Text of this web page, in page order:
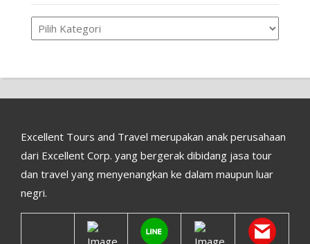
Kategori
Excellent Tours and Travel merupakan anak perusahaan
dari Excellent Corp. yang bergerak dibidang jasa tour
dan travel yang menyenangkan ke dalam maupun luar
negri.